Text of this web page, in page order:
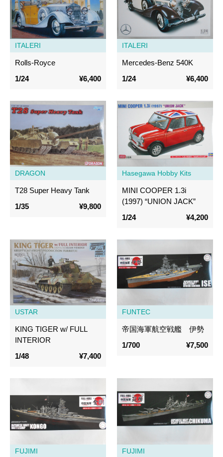
ITALERI
Rolls-Royce
1/24
¥6,400
ITALERI
Mercedes-Benz 540K
1/24
¥6,400
DRAGON
T28 Super Heavy Tank
1/35
¥9,800
Hasegawa Hobby Kits
MINI COOPER 1.3i
(1997) “UNION JACK”
1/24
¥4,200
USTAR
KING TIGER w/ FULL
INTERIOR
1/48
¥7,400
FUNTEC
帝国海軍航空戦艦 伊勢
1/700
¥7,500
FUJIMI FUJIMI